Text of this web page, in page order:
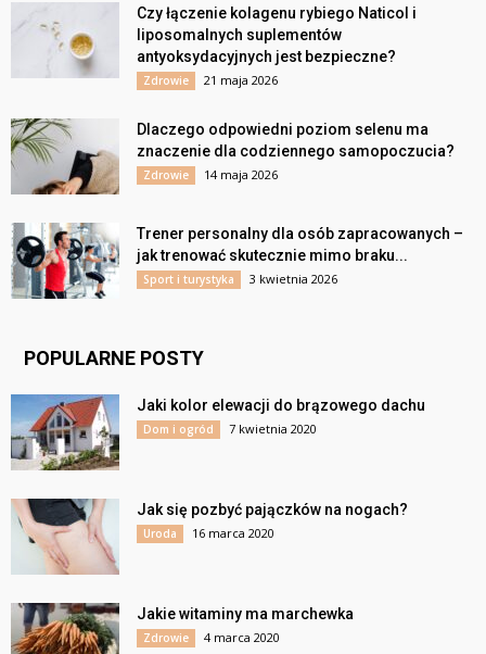
Czy łączenie kolagenu rybiego Naticol i
liposomalnych suplementów
antyoksydacyjnych jest bezpieczne?
Zdrowie 21 maja 2026
Dlaczego odpowiedni poziom selenu ma
znaczenie dla codziennego samopoczucia?
Zdrowie 14 maja 2026
Trener personalny dla osób zapracowanych –
jak trenować skutecznie mimo braku...
Sport i turystyka 3 kwietnia 2026
POPULARNE POSTY
Jaki kolor elewacji do brązowego dachu
Dom i ogród 7 kwietnia 2020
Jak się pozbyć pajączków na nogach?
Uroda 16 marca 2020
Jakie witaminy ma marchewka
Zdrowie 4 marca 2020